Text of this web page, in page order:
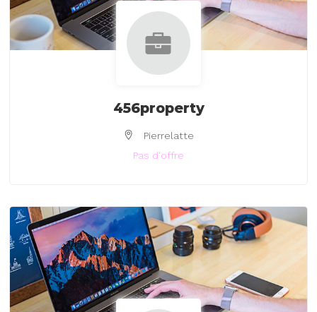
456property
Pierrelatte
Pas d'offre